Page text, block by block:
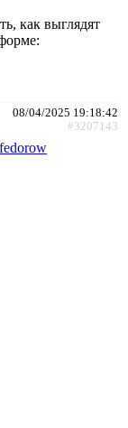
как выглядят
08/04/2025 19:18:42
#3207143